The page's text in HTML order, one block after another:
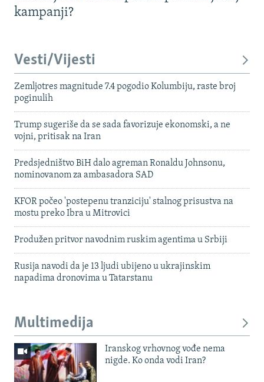
kampanji?
Vesti/Vijesti
Zemljotres magnitude 7.4 pogodio Kolumbiju, raste broj
poginulih
Trump sugeriše da se sada favorizuje ekonomski, a ne
vojni, pritisak na Iran
Predsjedništvo BiH dalo agreman Ronaldu Johnsonu,
nominovanom za ambasadora SAD
KFOR počeo 'postepenu tranziciju' stalnog prisustva na
mostu preko Ibra u Mitrovici
Produžen pritvor navodnim ruskim agentima u Srbiji
Rusija navodi da je 13 ljudi ubijeno u ukrajinskim
napadima dronovima u Tatarstanu
Multimedija
Iranskog vrhovnog vođe nema
nigde. Ko onda vodi Iran?